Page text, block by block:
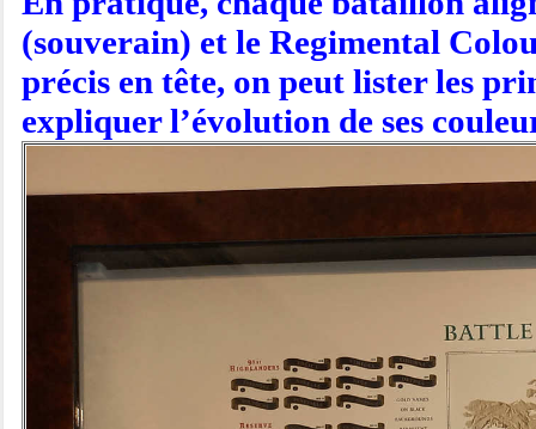
(souverain) et le Regimental
précis en tête, on peut lister les
expliquer l’évolution de ses